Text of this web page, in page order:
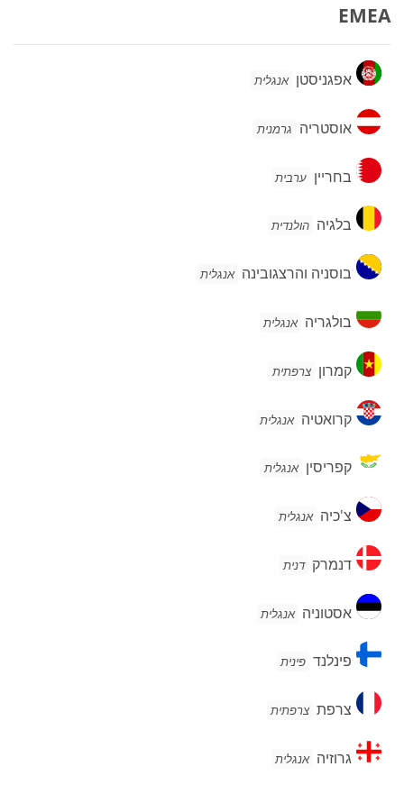
EMEA
אפגניסטן
אפגניסטן אנגלית
אוסטריה גרמנית
בחריין
בחריין ערבית
בלגיה
בלגיה הולנדית
בוסניה
והרצגובינה
בוסניה והרצגובינה אנגלית
בולגריה
בולגריה אנגלית
קמרון
קמרון צרפתית
קרואטיה אנגלית
קפריסין אנגלית
צ'כיה
צ'כיה אנגלית
דנמרק
דנמרק דנית
אסטוניה
אסטוניה אנגלית
פינלנד
פינלנד פינית
צרפת
צרפת צרפתית
גרוזיה
גרוזיה אנגלית